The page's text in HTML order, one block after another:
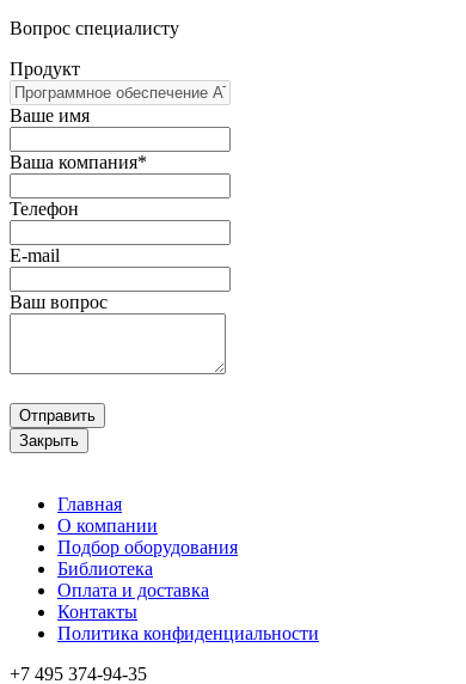
Вопрос специалисту
Продукт
Ваше имя
Ваша компания*
Телефон
E-mail
Ваш вопрос
Отправить
Закрыть
Главная
О компании
Подбор оборудования
Библиотека
Оплата и доставка
Контакты
Политика конфиденциальности
+7 495 374-94-35